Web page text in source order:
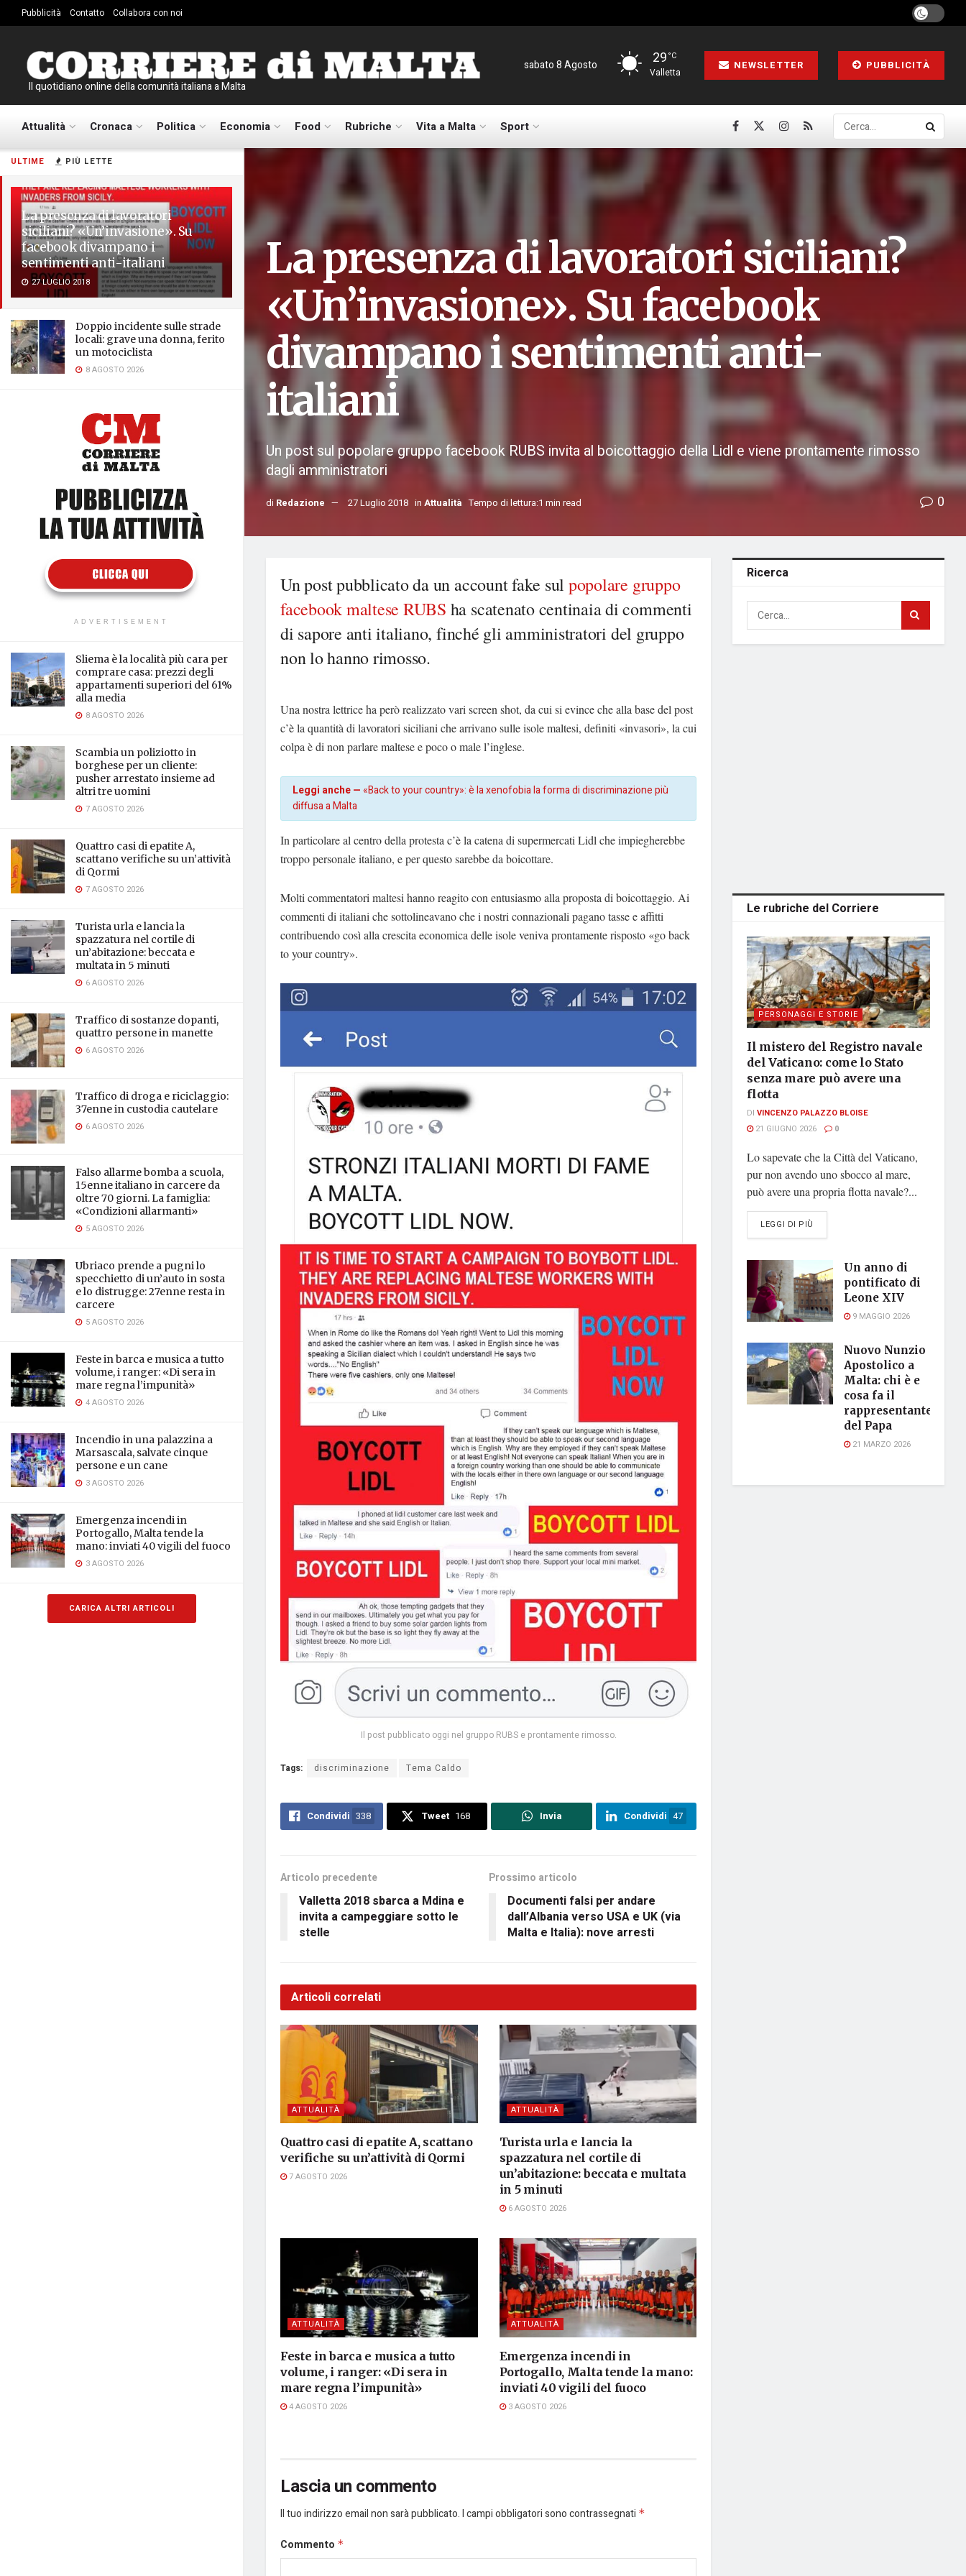
ULTIME PIÙ LETTE
La presenza di lavoratori
siciliani? «Un’invasione». Su
facebook divampano i
sentimenti anti-italiani
27 LUGLIO 2018
Doppio incidente sulle strade
locali: grave una donna, ferito
un motociclista
8 AGOSTO 2026
ADVERTISEMENT
Sliema è la località più cara per
comprare casa: prezzi degli
appartamenti superiori del 61%
alla media
8 AGOSTO 2026
Scambia un poliziotto in
borghese per un cliente:
pusher arrestato insieme ad
altri tre uomini
7 AGOSTO 2026
Quattro casi di epatite A,
scattano verifiche su un’attività
di Qormi
7 AGOSTO 2026
Turista urla e lancia la
spazzatura nel cortile di
un’abitazione: beccata e
multata in 5 minuti
6 AGOSTO 2026
Traffico di sostanze dopanti,
quattro persone in manette
6 AGOSTO 2026
Traffico di droga e riciclaggio:
37enne in custodia cautelare
6 AGOSTO 2026
Falso allarme bomba a scuola,
15enne italiano in carcere da
oltre 70 giorni. La famiglia:
«Condizioni allarmanti»
5 AGOSTO 2026
Ubriaco prende a pugni lo
specchietto di un’auto in sosta
e lo distrugge: 27enne resta in
carcere
5 AGOSTO 2026
Feste in barca e musica a tutto
volume, i ranger: «Di sera in
mare regna l’impunità»
4 AGOSTO 2026
Incendio in una palazzina a
Marsascala, salvate cinque
persone e un cane
3 AGOSTO 2026
Emergenza incendi in
Portogallo, Malta tende la
mano: inviati 40 vigili del fuoco
3 AGOSTO 2026
CARICA ALTRI ARTICOLI
Pubblicità Contatto Collabora con noi
Il quotidiano online della comunità italiana a Malta
sabato 8 Agosto 29°C
Valletta
NEWSLETTER PUBBLICITÀ
Attualità Cronaca Politica Economia Food Rubriche Vita a Malta Sport
La presenza di lavoratori siciliani?
«Un’invasione». Su facebook
divampano i sentimenti anti-
italiani
Un post sul popolare gruppo facebook RUBS invita al boicottaggio della Lidl e viene prontamente rimosso
dagli amministratori
di Redazione 27 Luglio 2018 in Attualità Tempo di lettura:1 min read 0
Un post pubblicato da un account fake sul popolare gruppo
facebook maltese RUBS ha scatenato centinaia di commenti
di sapore anti italiano, finché gli amministratori del gruppo
non lo hanno rimosso.
Una nostra lettrice ha però realizzato vari screen shot, da cui si evince che alla base del post
c’è la quantità di lavoratori siciliani che arrivano sulle isole maltesi, definiti «invasori», la cui
colpa è di non parlare maltese e poco o male l’inglese.
Leggi anche —«Back to your country»: è la xenofobia la forma di discriminazione più
diffusa a Malta
In particolare al centro della protesta c’è la catena di supermercati Lidl che impiegherebbe
troppo personale italiano, e per questo sarebbe da boicottare.
Molti commentatori maltesi hanno reagito con entusiasmo alla proposta di boicottaggio. Ai
commenti di italiani che sottolineavano che i nostri connazionali pagano tasse e affitti
contribuendo così alla crescita economica delle isole veniva prontamente risposto «go back
to your country».
Il post pubblicato oggi nel gruppo RUBS e prontamente rimosso.
Tags: discriminazione Tema Caldo
Condividi 338 Tweet 168 Invia Condividi 47
Articolo precedente
Valletta 2018 sbarca a Mdina e
invita a campeggiare sotto le
stelle
Prossimo articolo
Documenti falsi per andare
dall’Albania verso USA e UK (via
Malta e Italia): nove arresti
Articoli correlati
ATTUALITÀ
Quattro casi di epatite A, scattano
verifiche su un’attività di Qormi
7 AGOSTO 2026
ATTUALITÀ
Turista urla e lancia la
spazzatura nel cortile di
un’abitazione: beccata e multata
in 5 minuti
6 AGOSTO 2026
ATTUALITÀ
Feste in barca e musica a tutto
volume, i ranger: «Di sera in
mare regna l’impunità»
4 AGOSTO 2026
ATTUALITÀ
Emergenza incendi in
Portogallo, Malta tende la mano:
inviati 40 vigili del fuoco
3 AGOSTO 2026
Lascia un commento
Il tuo indirizzo email non sarà pubblicato.I campi obbligatori sono contrassegnati *
Commento *
Ricerca
Le rubriche del Corriere
PERSONAGGI E STORIE
Il mistero del Registro navale
del Vaticano: come lo Stato
senza mare può avere una
flotta
DI VINCENZO PALAZZO BLOISE
21 GIUGNO 2026
0
Lo sapevate che la Città del Vaticano,
pur non avendo uno sbocco al mare,
può avere una propria flotta navale?...
LEGGI DI PIÙ
Un anno di
pontificato di
Leone XIV
9 MAGGIO 2026
Nuovo Nunzio
Apostolico a
Malta: chi è e
cosa fa il
rappresentante
del Papa
21 MARZO 2026